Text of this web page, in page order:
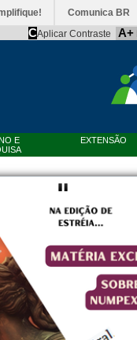
Comunica BR
CAplicar Contraste A+
E
EXTENSÃO